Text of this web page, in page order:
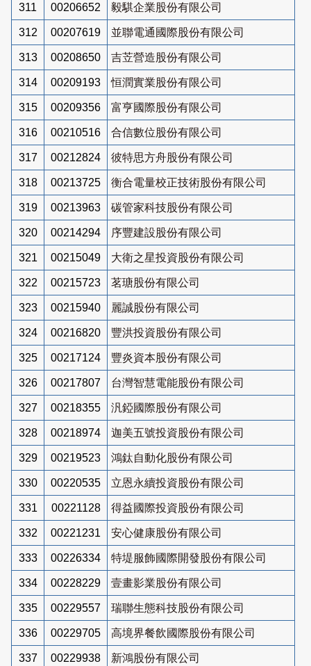
311 00206652 毅騏企業股份有限公司
312 00207619 並聯電通國際股份有限公司
313 00208650 吉苙營造股份有限公司
314 00209193 恒潤實業股份有限公司
315 00209356 富亨國際股份有限公司
316 00210516 合信數位股份有限公司
317 00212824 彼特思方舟股份有限公司
318 00213725 衡合電量校正技術股份有限公司
319 00213963 碳管家科技股份有限公司
320 00214294 序豐建設股份有限公司
321 00215049 大衛之星投資股份有限公司
322 00215723 茗瑭股份有限公司
323 00215940 麗誠股份有限公司
324 00216820 豐洪投資股份有限公司
325 00217124 豐炎資本股份有限公司
326 00217807 台灣智慧電能股份有限公司
327 00218355 汎錏國際股份有限公司
328 00218974 迦美五號投資股份有限公司
329 00219523 鴻鈦自動化股份有限公司
330 00220535 立恩永續投資股份有限公司
331 00221128 得益國際投資股份有限公司
332 00221231 安心健康股份有限公司
333 00226334 特堤服飾國際開發股份有限公司
334 00228229 壹畫影業股份有限公司
335 00229557 瑞聯生態科技股份有限公司
336 00229705 高境界餐飲國際股份有限公司
337 00229938 新鴻股份有限公司